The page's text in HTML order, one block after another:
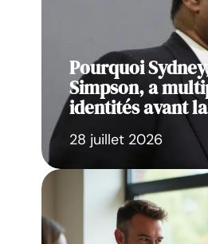
Pourquoi
Simpson, a
identités avant
28 juillet 2026